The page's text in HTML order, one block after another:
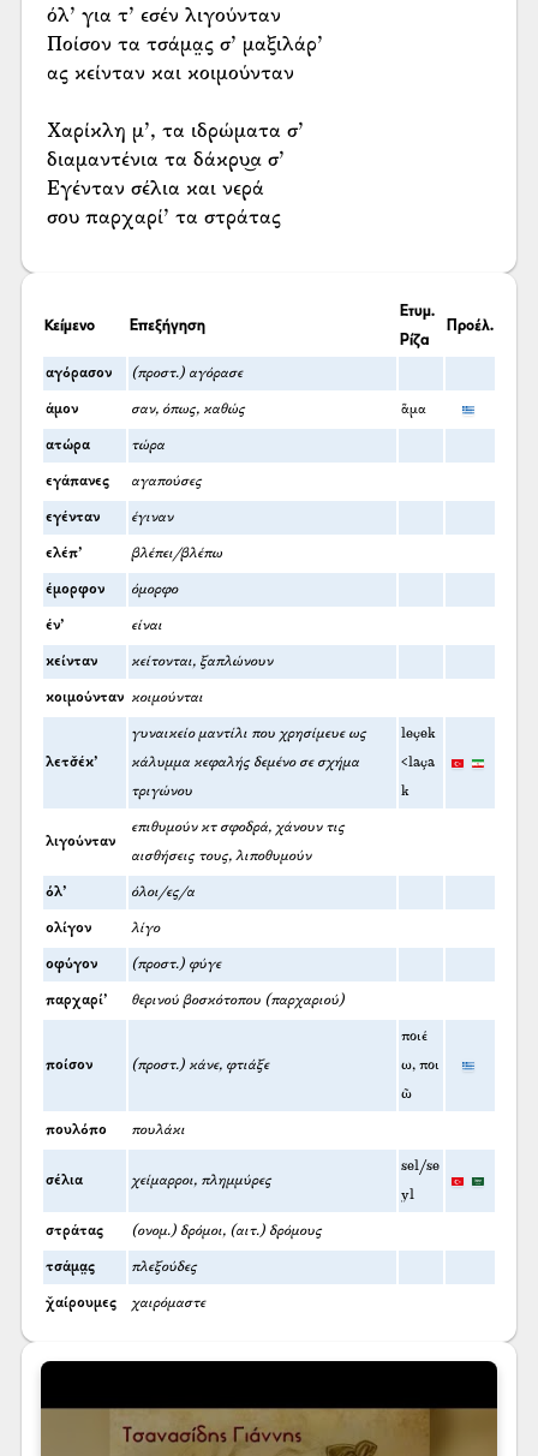
όλ’ για τ’ εσέν λιγούνταν
Ποίσον τα τσάμα̤ς σ’ μαξιλάρ’
ας κείνταν και κοιμούνταν
Χαρίκλη μ’, τα ιδρώματα σ’
διαμαντένια τα δάκρυ͜α σ’
Εγένταν σέλια και νερά
σου παρχαρί’ τα στράτας
Κείμενο Επεξήγηση
Ετυμ.
Ρίζα
Προέλ.
αγόρασον (προστ.) αγόρασε
άμον σαν, όπως, καθώς ἅμα
ατώρα τώρα
εγάπανες αγαπούσες
εγένταν έγιναν
ελέπ’ βλέπει/βλέπω
έμορφον όμορφο
έν’ είναι
κείνταν κείτονται, ξαπλώνουν
κοιμούνταν κοιμούνται
λετσ̌έκ’
γυναικείο μαντίλι που χρησίμευε ως
κάλυμμα κεφαλής δεμένο σε σχήμα
τριγώνου
leçek
<laça
k
λιγούνταν
επιθυμούν κτ σφοδρά, χάνουν τις
αισθήσεις τους, λιποθυμούν
όλ’ όλοι/ες/α
ολίγον λίγο
οφύγον (προστ.) φύγε
παρχαρί’ θερινού βοσκότοπου (παρχαριού)
ποίσον (προστ.) κάνε, φτιάξε
ποιέ
ω, ποι
ῶ
πουλόπο πουλάκι
σέλια χείμαρροι, πλημμύρες
sel/se
yl
στράτας (ονομ.) δρόμοι, (αιτ.) δρόμους
τσάμα̤ς πλεξούδες
χ̌αίρουμες χαιρόμαστε